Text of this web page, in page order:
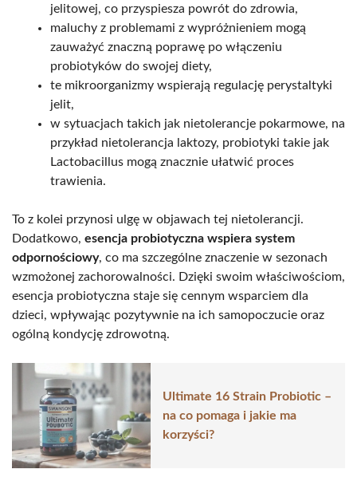
jelitowej, co przyspiesza powrót do zdrowia,
maluchy z problemami z wypróżnieniem mogą
zauważyć znaczną poprawę po włączeniu
probiotyków do swojej diety,
te mikroorganizmy wspierają regulację perystaltyki
jelit,
w sytuacjach takich jak nietolerancje pokarmowe, na
przykład nietolerancja laktozy, probiotyki takie jak
Lactobacillus mogą znacznie ułatwić proces
trawienia.
To z kolei przynosi ulgę w objawach tej nietolerancji.
Dodatkowo, esencja probiotyczna wspiera system
odpornościowy, co ma szczególne znaczenie w sezonach
wzmożonej zachorowalności. Dzięki swoim właściwościom,
esencja probiotyczna staje się cennym wsparciem dla
dzieci, wpływając pozytywnie na ich samopoczucie oraz
ogólną kondycję zdrowotną.
Ultimate 16 Strain Probiotic –
na co pomaga i jakie ma
korzyści?